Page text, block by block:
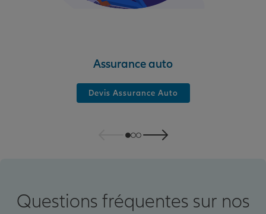
Assurance auto
Devis Assurance Auto
Questions fréquentes sur nos